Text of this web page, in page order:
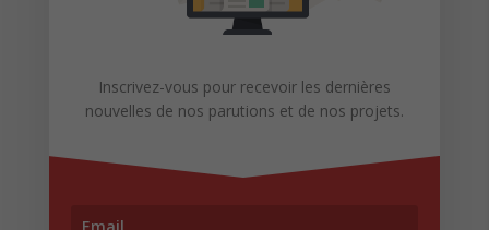
Inscrivez-vous pour recevoir les dernières
nouvelles de nos parutions et de nos projets.